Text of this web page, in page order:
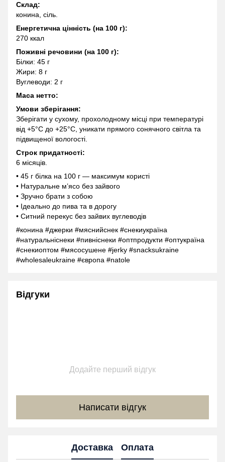
Склад:
конина, сіль.
Енергетична цінність (на 100 г):
270 ккал
Поживні речовини (на 100 г):
Білки: 45 г
Жири: 8 г
Вуглеводи: 2 г
Маса нетто:
Умови зберігання:
Зберігати у сухому, прохолодному місці при температурі
від +5°C до +25°C, уникати прямого сонячного світла та
підвищеної вологості.
Строк придатності:
6 місяців.
• 45 г білка на 100 г — максимум користі
• Натуральне м’ясо без зайвого
• Зручно брати з собою
• Ідеально до пива та в дорогу
• Ситний перекус без зайвих вуглеводів
#конина #джерки #мяснийснек #снекиукраїна
#натуральніснеки #пивніснеки #оптпродукти #оптукраїна
#снекиоптом #мясосушене #jerky #snacksukraine
#wholesaleukraine #європа #natole
Відгуки
Додайте перший відгук
Написати відгук
Доставка Оплата